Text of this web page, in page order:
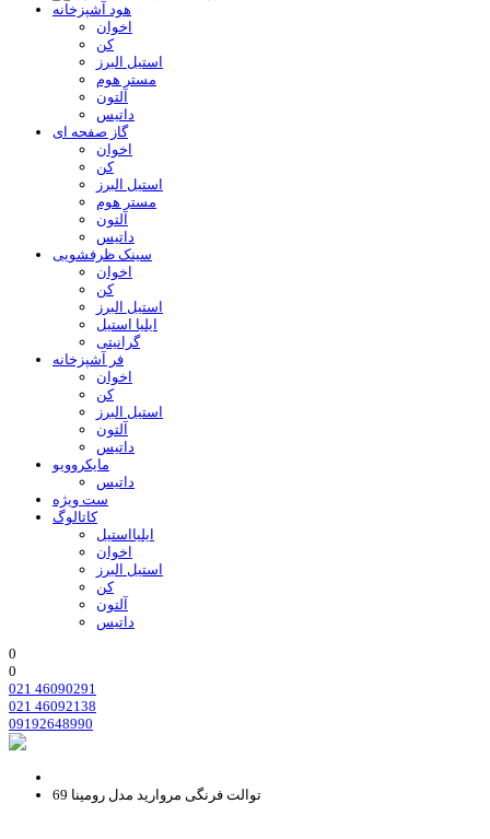
هود آشپزخانه
اخوان
کن
استیل البرز
مستر هوم
آلتون
داتیس
گاز صفحه ای
اخوان
کن
استیل البرز
مستر هوم
آلتون
داتیس
سینک ظرفشویی
اخوان
کن
استیل البرز
ایلیا استیل
گرانیتی
فر آشپزخانه
اخوان
کن
استیل البرز
آلتون
داتیس
مایکروویو
داتیس
ست ویژه
کاتالوگ
ایلیااستیل
اخوان
استیل البرز
کن
آلتون
داتیس
0
0
021 46090291
021 46092138
09192648990
توالت فرنگی مروارید مدل رومینا 69